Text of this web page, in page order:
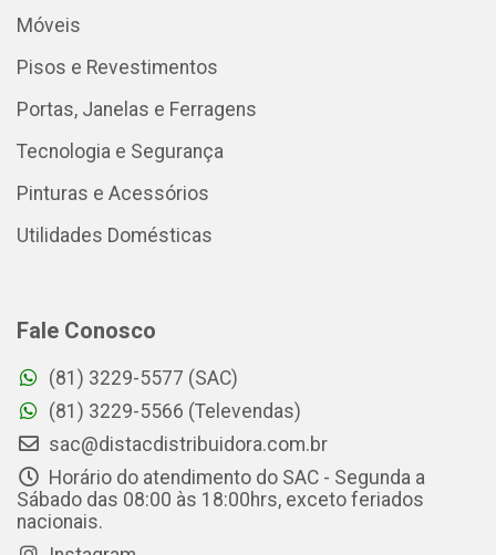
Móveis
Pisos e Revestimentos
Portas, Janelas e Ferragens
Tecnologia e Segurança
Pinturas e Acessórios
Utilidades Domésticas
Fale Conosco
(81) 3229-5577 (SAC)
(81) 3229-5566 (Televendas)
sac@distacdistribuidora.com.br
Horário do atendimento do SAC - Segunda a
Sábado das 08:00 às 18:00hrs, exceto feriados
nacionais.